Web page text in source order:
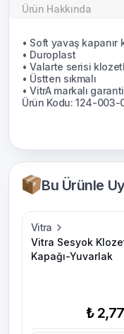
Bu Ürünle
Vitra
Vitra Sesyok
Kapağı-Yuvarlak
₺
Ürün Hakkında
• Soft yavaş kapanır
• Duroplast
• Valarte serisi
• Üstten sıkmalı
• VitrA markalı
Ürün Kodu: 124-003-